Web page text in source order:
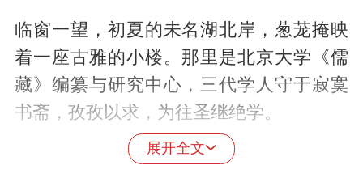
临窗一望，初夏的未名湖北岸，葱茏掩映
着一座古雅的小楼。那里是北京大学《儒
藏》编纂与研究中心，三代学人守于寂寞
书斋，孜孜以求，为往圣继绝学。
日前，《儒藏》“精华编”斩获第十届教育部
展开全文